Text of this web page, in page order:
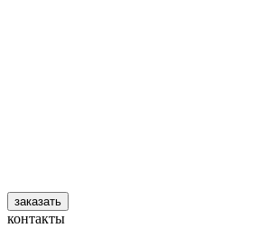
заказать
контакты